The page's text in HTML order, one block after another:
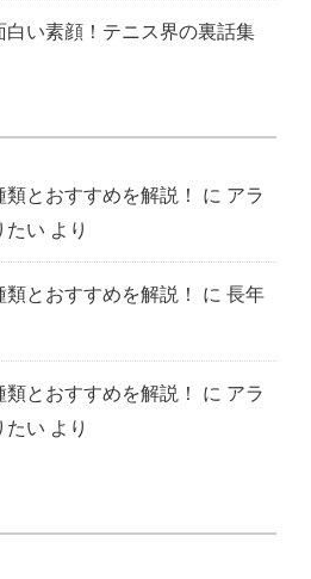
白い素顔！テニス界の裏話集
とおすすめを解説！ に アラ
たい より
とおすすめを解説！ に 長年
とおすすめを解説！ に アラ
たい より